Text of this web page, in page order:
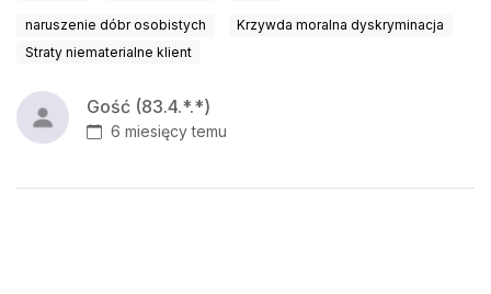
naruszenie dóbr osobistych
Krzywda moralna dyskryminacja
Straty niematerialne klient
Gość (83.4.*.*)
6 miesięcy temu